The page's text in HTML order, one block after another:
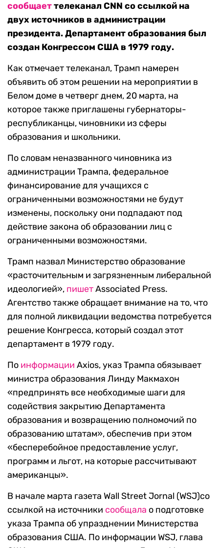
сообщаеттелеканал CNN со ссылкой на
двух источников в администрации
президента. Департамент образования был
создан Конгрессом США в 1979 году.
Как отмечает телеканал, Трамп намерен
объявить об этом решении на мероприятии в
Белом доме в четверг днем, 20 марта, на
которое также приглашены губернаторы-
республиканцы, чиновники из сферы
образования и школьники.
По словам неназванного чиновника из
администрации Трампа, федеральное
финансирование для учащихся с
ограниченными возможностями не будут
изменены, поскольку они подпадают под
действие закона об образовании лиц с
ограниченными возможностями.
Трамп назвал Министерство образование
«расточительным и загрязненным либеральной
идеологией», пишетAssociated Press.
Агентство также обращает внимание на то, что
для полной ликвидации ведомства потребуется
решение Конгресса, который создал этот
департамент в 1979 году.
По информации Axios, указ Трампа обязывает
министра образования Линду Макмахон
«предпринять все необходимые шаги для
содействия закрытию Департамента
образования и возвращению полномочий по
образованию штатам», обеспечив при этом
«бесперебойное предоставление услуг,
программ и льгот, на которые рассчитывают
американцы».
В начале марта газета Wall Street Jornal (WSJ)со
ссылкой на источники сообщала о подготовке
указа Трампа об упразднении Министерства
образования США. По информации WSJ, глава